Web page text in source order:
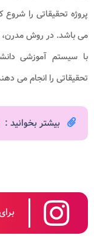
پروژه تحقیقاتی را
می باشد. در روش مدرن،
با سیستم آموزشی
تحقیقاتی را انجام می
بیشتر بخوانید :